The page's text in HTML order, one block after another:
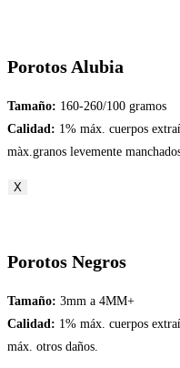
Porotos Alubia
Tamaño: 160-260/100 gramos
Calidad: 1% máx. cuerpos
màx.granos levemente
X
Porotos Negros
Tamaño: 3mm a 4MM+
Calidad: 1% máx. cuerpos
máx. otros daños.